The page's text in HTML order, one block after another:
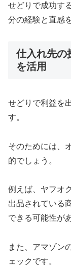
せどりで成功す
分の経験と直感
仕入れ先の
を活用
せどりで利益を
す。
そのためには、
的でしょう。
例えば、ヤフオ
出品されている
できる可能性が
また、アマゾン
ェックです。